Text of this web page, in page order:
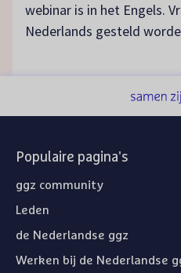
webinar is in het Engels.
Nederlands gesteld
Populaire pagina's
ggz community
Leden
de Nederlandse ggz
Werken bij de Nederlandse